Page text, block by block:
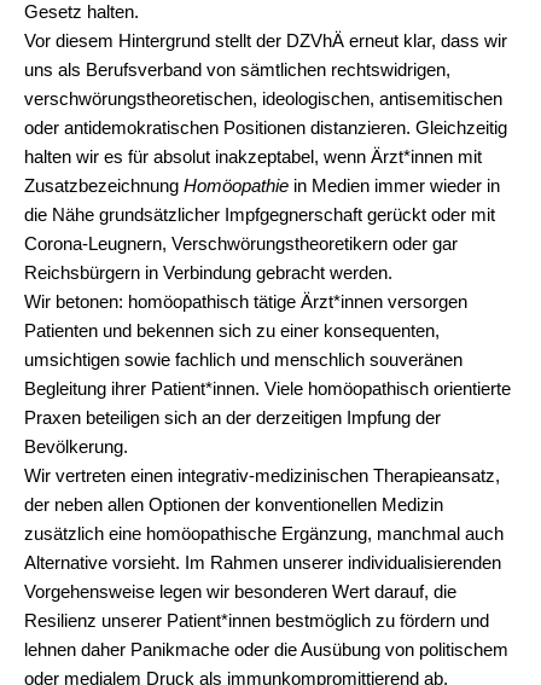
Gesetz halten.
Vor diesem Hintergrund stellt der DZVhÄ erneut klar, dass wir
uns als Berufsverband von sämtlichen rechtswidrigen,
verschwörungstheoretischen, ideologischen, antisemitischen
oder antidemokratischen Positionen distanzieren. Gleichzeitig
halten wir es für absolut inakzeptabel, wenn Ärzt*innen mit
Zusatzbezeichnung Homöopathie in Medien immer wieder in
die Nähe grundsätzlicher Impfgegnerschaft gerückt oder mit
Corona-Leugnern, Verschwörungstheoretikern oder gar
Reichsbürgern in Verbindung gebracht werden.
Wir betonen: homöopathisch tätige Ärzt*innen versorgen
Patienten und bekennen sich zu einer konsequenten,
umsichtigen sowie fachlich und menschlich souveränen
Begleitung ihrer Patient*innen. Viele homöopathisch orientierte
Praxen beteiligen sich an der derzeitigen Impfung der
Bevölkerung.
Wir vertreten einen integrativ-medizinischen Therapieansatz,
der neben allen Optionen der konventionellen Medizin
zusätzlich eine homöopathische Ergänzung, manchmal auch
Alternative vorsieht. Im Rahmen unserer individualisierenden
Vorgehensweise legen wir besonderen Wert darauf, die
Resilienz unserer Patient*innen bestmöglich zu fördern und
lehnen daher Panikmache oder die Ausübung von politischem
oder medialem Druck als immunkompromittierend ab.